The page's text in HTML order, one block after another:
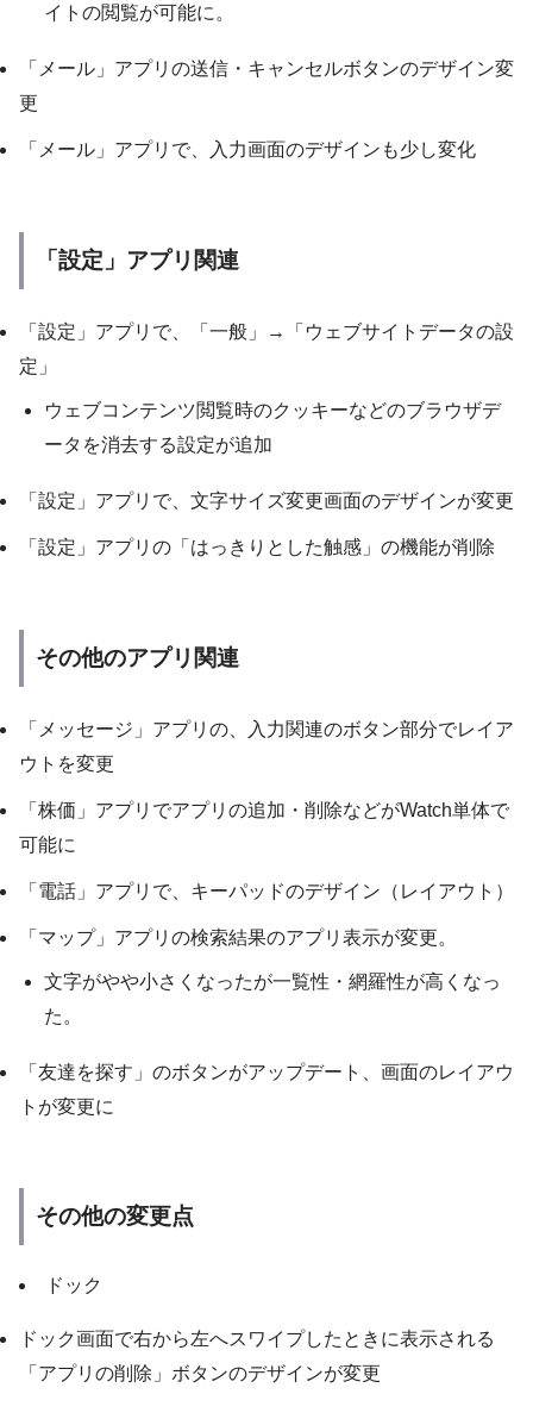
イトの閲覧が可能に。
「メール」アプリの送信・キャンセルボタンのデザイン変
更
「メール」アプリで、入力画面のデザインも少し変化
「設定」アプリ関連
「設定」アプリで、「一般」→「ウェブサイトデータの設
定」
ウェブコンテンツ閲覧時のクッキーなどのブラウザデ
ータを消去する設定が追加
「設定」アプリで、文字サイズ変更画面のデザインが変更
「設定」アプリの「はっきりとした触感」の機能が削除
その他のアプリ関連
「メッセージ」アプリの、入力関連のボタン部分でレイア
ウトを変更
「株価」アプリでアプリの追加・削除などがWatch単体で
可能に
「電話」アプリで、キーパッドのデザイン（レイアウト）
「マップ」アプリの検索結果のアプリ表示が変更。
文字がやや小さくなったが一覧性・網羅性が高くなっ
た。
「友達を探す」のボタンがアップデート、画面のレイアウ
トが変更に
その他の変更点
ドック
ドック画面で右から左へスワイプしたときに表示される
「アプリの削除」ボタンのデザインが変更